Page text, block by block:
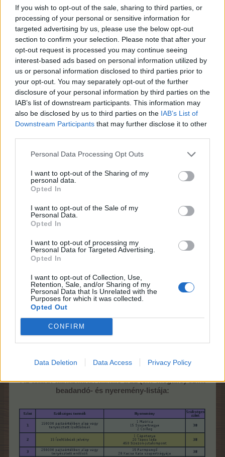
If you wish to opt-out of the sale, sharing to third parties, or
processing of your personal or sensitive information for
targeted advertising by us, please use the below opt-out
section to confirm your selection. Please note that after your
opt-out request is processed you may continue seeing
interest-based ads based on personal information utilized by
us or personal information disclosed to third parties prior to
your opt-out. You may separately opt-out of the further
disclosure of your personal information by third parties on the
IAB’s list of downstream participants. This information may
also be disclosed by us to third parties on the IAB’s List of
Downstream Participants that may further disclose it to other
Personal Data Processing Opt Outs
I want to opt-out of the Sharing of my
personal data.
Opted In
I want to opt-out of the Sale of my
Personal Data.
Opted In
I want to opt-out of processing my
Personal Data for Targeted Advertising.
Opted In
I want to opt-out of Collection, Use,
Retention, Sale, and/or Sharing of my
Personal Data that Is Unrelated with the
Purposes for which it was collected.
Opted Out
CONFIRM
Data Deletion Data Access Privacy Policy
event "az aprót nem adja vissza" és a következő
lépcsőbe se számítja bele!
Figyelem! Figyelem!
Újdonság az event idején!
A cápa és a tenyésztett cápák pajtaértékei
átmenetileg megduplázódnak ezen event
idején!
Ezek az emelt értékek olvashatók így a
játék felületén, a pajtában is!
-----------------------
Ha végigjártuk az első utat, lehetőséget kapunk egy
újabb körre.
Majd egy harmadik menetre is.
A második és harmadik körút beadandói és jutalmai
Mindhárom kör 7-7-7 állomásból áll.
Az alábbi táblázatban látható a 21 (3x7 megálló) szint
beadandó- és nyeremény-listája: